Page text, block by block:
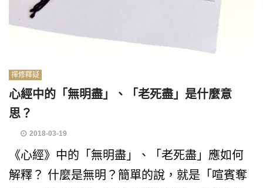
禪修釋疑
心經中的「無明盡」、「老死盡」是什麼意
思？
2018-03-19
《心經》中的「無明盡」、「老死盡」應如何
解釋？ 什麼是無明？簡單的說，就是「喧賓奪